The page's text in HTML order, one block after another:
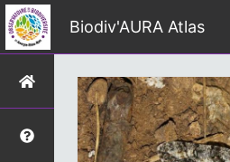
Biodiv'AURA Atlas